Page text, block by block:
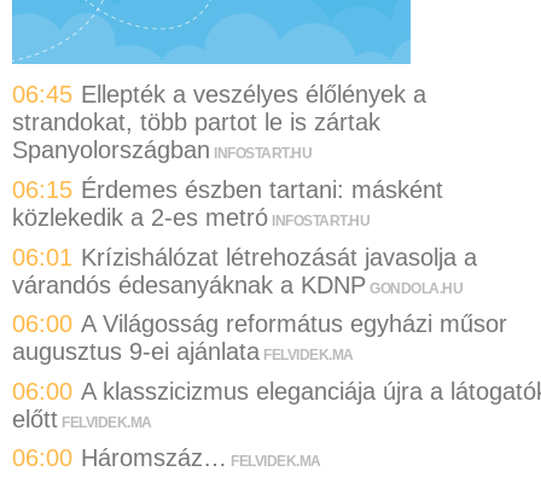
06:45 Ellepték a veszélyes élőlények a
strandokat, több partot le is zártak
Spanyolországban
INFOSTART.HU
06:15 Érdemes észben tartani: másként
közlekedik a 2-es metró INFOSTART.HU
06:01 Krízishálózat létrehozását javasolja a
várandós édesanyáknak a KDNP GONDOLA.HU
06:00 A Világosság református egyházi műsor
augusztus 9-ei ajánlata FELVIDEK.MA
06:00 A klasszicizmus eleganciája újra a
előtt FELVIDEK.MA
06:00 Háromszáz… FELVIDEK.MA